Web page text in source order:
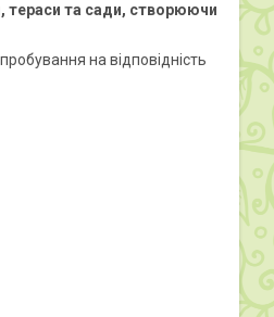
тераси та сади, створюючи
на відповідність